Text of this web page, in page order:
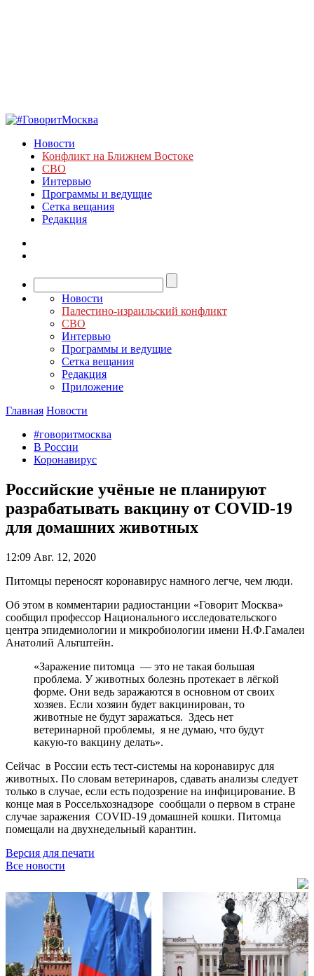
Новости
Конфликт на Ближнем Востоке
СВО
Интервью
Программы и ведущие
Сетка вещания
Редакция
Новости
Палестино-израильский конфликт
СВО
Интервью
Программы и ведущие
Сетка вещания
Редакция
Приложение
Главная Новости
#говоритмосква
В России
Коронавирус
Российские учёные не планируют
разрабатывать вакцину от COVID-19
для домашних животных
12:09 Авг. 12, 2020
Питомцы переносят коронавирус намного легче, чем люди.
Об этом в комментарии радиостанции «Говорит Москва»
сообщил профессор Национального исследовательского
центра эпидемиологии и микробиологии имени Н.Ф.Гамалеи
Анатолий Альтштейн.
«Заражение питомца — это не такая большая
проблема. У животных болезнь протекает в лёгкой
форме. Они ведь заражаются в основном от своих
хозяев. Если хозяин будет вакцинирован, то
животные не будут заражаться. Здесь нет
ветеринарной проблемы, я не думаю, что будут
какую-то вакцину делать».
Сейчас в России есть тест-системы на коронавирус для
животных. По словам ветеринаров, сдавать анализы следует
только в случае, если есть подозрение на инфицирование. В
конце мая в Россельхознадзоре сообщали о первом в стране
случае заражения COVID-19 домашней кошки. Питомца
помещали на двухнедельный карантин.
Версия для печати
Все новости